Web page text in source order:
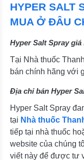
HYPER SALT
MUA Ở ĐÂU
Hyper Salt Spray giá
Tại Nhà thuốc
bán chính hãng với
Địa chỉ bán Hyper
Hyper Salt Spray
tại Nhà thuốc
tiếp tại nhà thuốc
website của chúng
viết này để được tư